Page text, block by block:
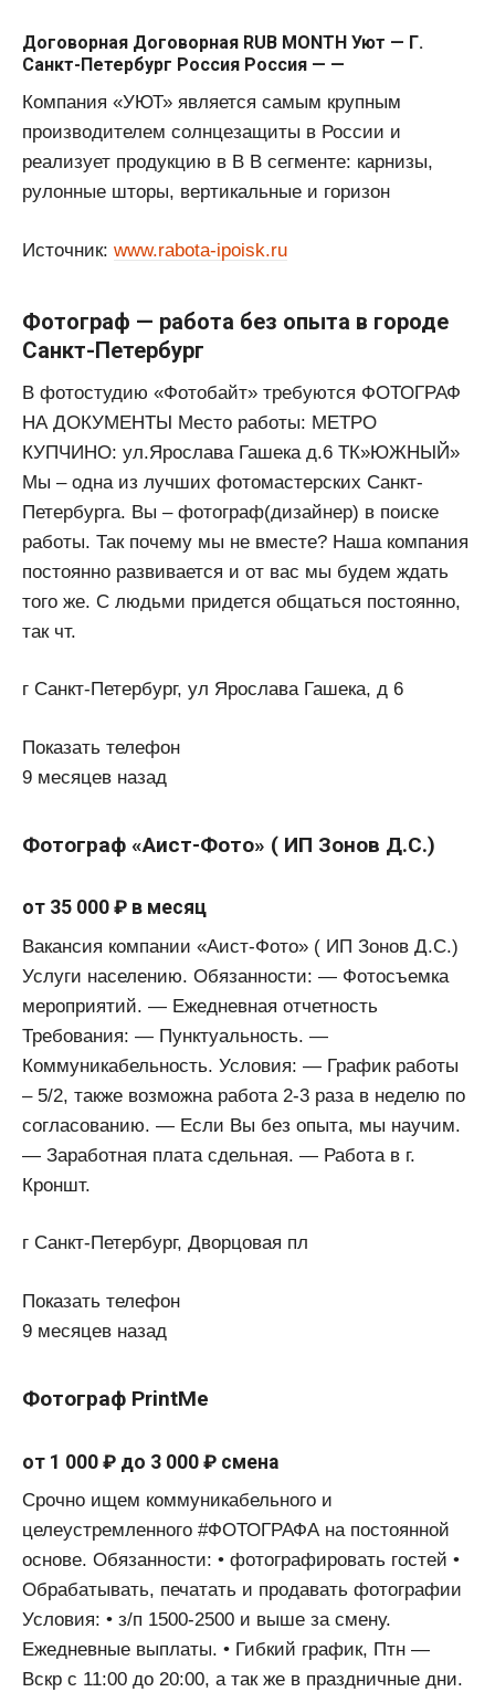
Договорная Договорная RUB MONTH Уют — Г.
Санкт-Петербург Россия Россия — —
Компания «УЮТ» является самым крупным
производителем солнцезащиты в России и
реализует продукцию в B B сегменте: карнизы,
рулонные шторы, вертикальные и горизон
Источник: www.rabota-ipoisk.ru
Фотограф — работа без опыта в городе
Санкт-Петербург
В фотостудию «Фотобайт» требуются ФОТОГРАФ
НА ДОКУМЕНТЫ Место работы: МЕТРО
КУПЧИНО: ул.Ярослава Гашека д.6 ТК»ЮЖНЫЙ»
Мы – одна из лучших фотомастерских Санкт-
Петербурга. Вы – фотограф(дизайнер) в поиске
работы. Так почему мы не вместе? Наша компания
постоянно развивается и от вас мы будем ждать
того же. С людьми придется общаться постоянно,
так чт.
г Санкт-Петербург, ул Ярослава Гашека, д 6
Показать телефон
9 месяцев назад
Фотограф «Аист-Фото» ( ИП Зонов Д.С.)
от 35 000 ₽ в месяц
Вакансия компании «Аист-Фото» ( ИП Зонов Д.С.)
Услуги населению. Обязанности: — Фотосъемка
мероприятий. — Ежедневная отчетность
Требования: — Пунктуальность. —
Коммуникабельность. Условия: — График работы
– 5/2, также возможна работа 2-3 раза в неделю по
согласованию. — Если Вы без опыта, мы научим.
— Заработная плата сдельная. — Работа в г.
Кроншт.
г Санкт-Петербург, Дворцовая пл
Показать телефон
9 месяцев назад
Фотограф PrintMe
от 1 000 ₽ до 3 000 ₽ смена
Срочно ищем коммуникабельного и
целеустремленного #ФОТОГРАФА на постоянной
основе. Обязанности: • фотографировать гостей •
Обрабатывать, печатать и продавать фотографии
Условия: • з/п 1500-2500 и выше за смену.
Ежедневные выплаты. • Гибкий график, Птн —
Вскр с 11:00 до 20:00, а так же в праздничные дни.